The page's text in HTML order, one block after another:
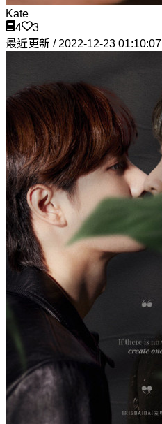
Kate
4
3
最近更新 / 2022-12-23 01:10:07